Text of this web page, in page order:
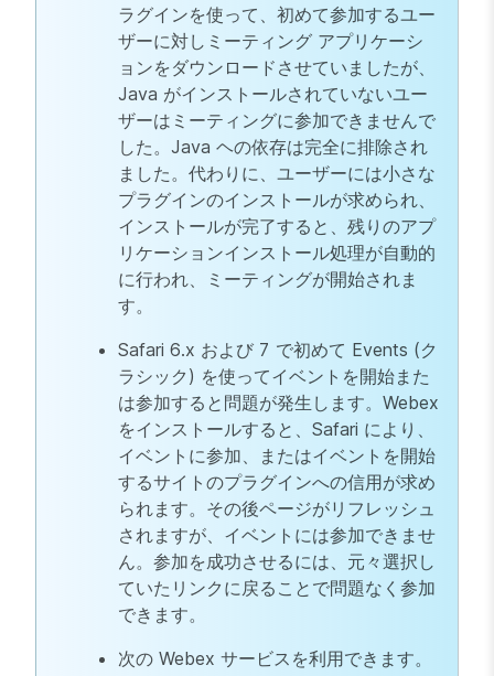
ラグインを使って、初めて参加するユー
ザーに対しミーティング アプリケーシ
ョンをダウンロードさせていましたが、
Java がインストールされていないユー
ザーはミーティングに参加できませんで
した。Java ヘの依存は完全に排除され
ました。代わりに、ユーザーには小さな
プラグインのインストールが求められ、
インストールが完了すると、残りのアプ
リケーションインストール処理が自動的
に行われ、ミーティングが開始されま
す。
Safari 6.x および 7 で初めて Events (ク
ラシック) を使ってイベントを開始また
は参加すると問題が発生します。Webex
をインストールすると、Safari により、
イベントに参加、またはイベントを開始
するサイトのプラグインへの信用が求め
られます。その後ページがリフレッシュ
されますが、イベントには参加できませ
ん。参加を成功させるには、元々選択し
ていたリンクに戻ることで問題なく参加
できます。
次の Webex サービスを利用できます。